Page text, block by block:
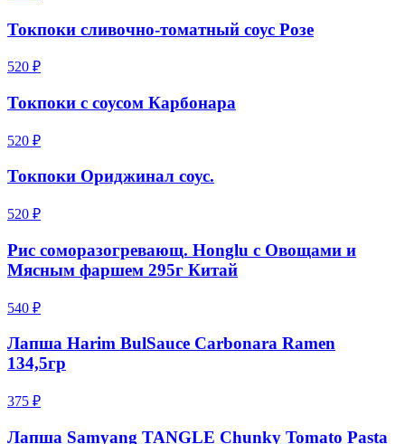
Токпоки сливочно-томатный соус Розе
520 ₽
Токпоки с соусом Карбонара
520 ₽
Токпоки Ориджинал соус.
520 ₽
Рис соморазогревающ. Honglu с Овощами и
Мясным фаршем 295г Китай
540 ₽
Лапша Harim BulSauce Carbonara Ramen
134,5гр
375 ₽
Лапша Samyang TANGLE Chunky Tomato Pasta